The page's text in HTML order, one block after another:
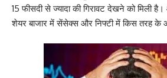
15 फीसदी से ज्यादा की गिरावट देखने को मिली
शेयर बाजार में सेंसेक्स और निफ्टी में किस तरह